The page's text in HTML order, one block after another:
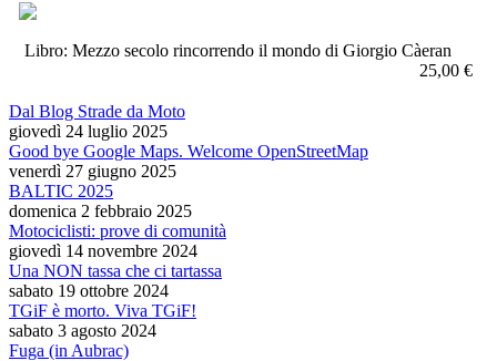
Libro: Mezzo secolo rincorrendo il mondo di Giorgio Càeran
25,00 €
Dal Blog Strade da Moto
giovedì 24 luglio 2025
Good bye Google Maps. Welcome OpenStreetMap
venerdì 27 giugno 2025
BALTIC 2025
domenica 2 febbraio 2025
Motociclisti: prove di comunità
giovedì 14 novembre 2024
Una NON tassa che ci tartassa
sabato 19 ottobre 2024
TGiF è morto. Viva TGiF!
sabato 3 agosto 2024
Fuga (in Aubrac)